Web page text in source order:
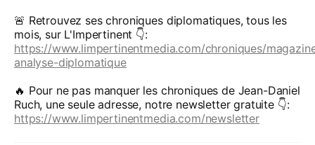
🚨 Retrouvez ses chroniques diplomatiques, tous les
mois, sur L'Impertinent 👇️:
https://www.limpertinentmedia.com/chroniques/
analyse-diplomatique
🔥 Pour ne pas manquer les chroniques de Jean-Daniel
Ruch, une seule adresse, notre newsletter gratuite 👇️:
https://www.limpertinentmedia.com/newsletter